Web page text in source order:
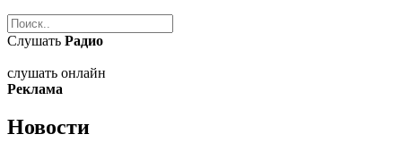
Слушать Радио
слушать онлайн
Реклама
Новости